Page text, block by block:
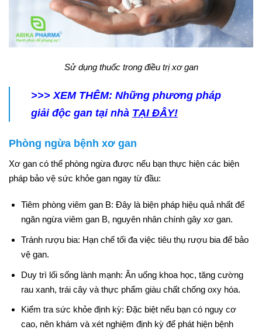
Sử dụng thuốc trong điều trị xơ gan
>>> XEM THÊM: Những phương pháp
giải độc gan tại nhà TẠI ĐÂY!
Phòng ngừa bệnh xơ gan
Xơ gan có thể phòng ngừa được nếu bạn thực hiện các biện
pháp bảo vệ sức khỏe gan ngay từ đầu:
Tiêm phòng viêm gan B: Đây là biện pháp hiệu quả nhất để
ngăn ngừa viêm gan B, nguyên nhân chính gây xơ gan.
Tránh rượu bia: Hạn chế tối đa việc tiêu thụ rượu bia để bảo
vệ gan.
Duy trì lối sống lành mạnh: Ăn uống khoa học, tăng cường
rau xanh, trái cây và thực phẩm giàu chất chống oxy hóa.
Kiểm tra sức khỏe định kỳ: Đặc biệt nếu bạn có nguy cơ
cao, nên khám và xét nghiệm định kỳ để phát hiện bệnh